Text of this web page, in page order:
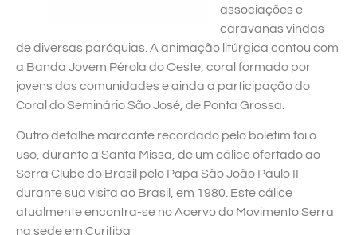
associações e
caravanas vindas
de diversas paróquias. A animação litúrgica contou com
a Banda Jovem Pérola do Oeste, coral formado por
jovens das comunidades e ainda a participação do
Coral do Seminário São José, de Ponta Grossa.
Outro detalhe marcante recordado pelo boletim foi o
uso, durante a Santa Missa, de um cálice ofertado ao
Serra Clube do Brasil pelo Papa São João Paulo II
durante sua visita ao Brasil, em 1980. Este cálice
atualmente encontra-se no Acervo do Movimento Serra
na sede em Curitiba